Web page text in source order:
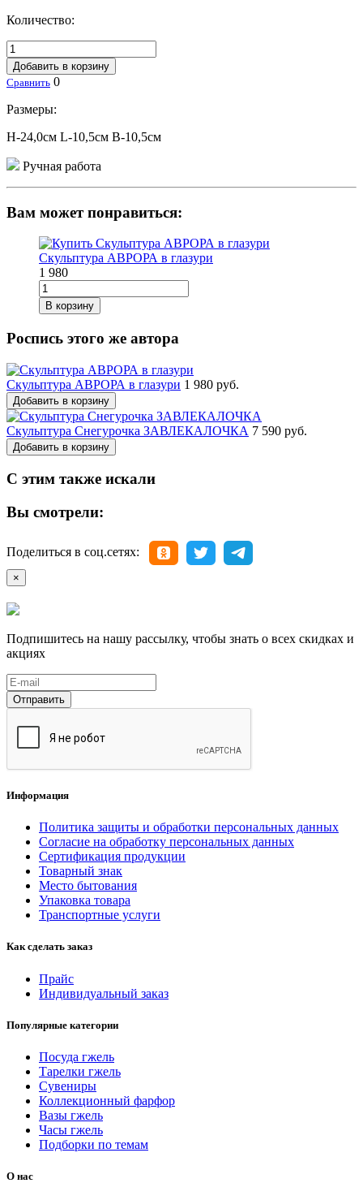
Количество:
Добавить в корзину
Сравнить 0
Размеры:
Н-24,0см L-10,5см В-10,5см
Ручная работа
Вам может понравиться:
Скульптура АВРОРА в глазури
1 980
В корзину
Роспись этого же автора
Скульптура АВРОРА в глазури 1 980 руб.
Добавить в корзину
Скульптура Снегурочка ЗАВЛЕКАЛОЧКА 7 590 руб.
Добавить в корзину
С этим также искали
Вы смотрели:
Поделиться в соц.сетях:
×
Подпишитесь на нашу рассылку, чтобы знать о всех скидках и
акциях
Отправить
Информация
Политика защиты и обработки персональных данных
Согласие на обработку персональных данных
Сертификация продукции
Товарный знак
Место бытования
Упаковка товара
Транспортные услуги
Как сделать заказ
Прайс
Индивидуальный заказ
Популярные категории
Посуда гжель
Тарелки гжель
Сувениры
Коллекционный фарфор
Вазы гжель
Часы гжель
Подборки по темам
О нас